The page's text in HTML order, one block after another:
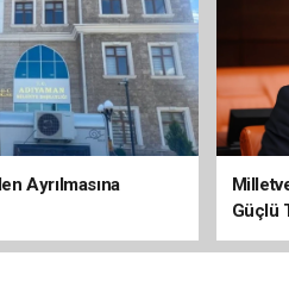
Ayrılmasına
Güçlü